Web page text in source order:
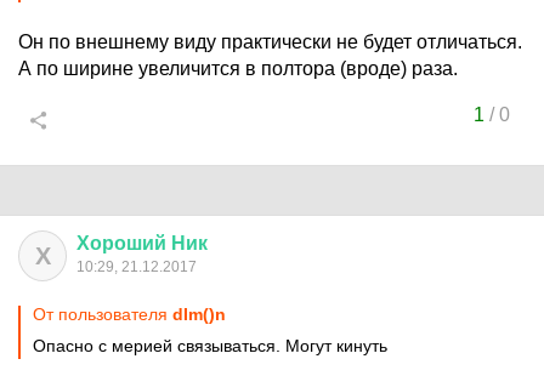
Он по внешнему виду практически не будет отличаться.
А по ширине увеличится в полтора (вроде) раза.
1 /0
Х Хороший Ник
10:29, 21.12.2017
От пользователя dIm()n
Опасно с мерией связываться. Могут кинуть